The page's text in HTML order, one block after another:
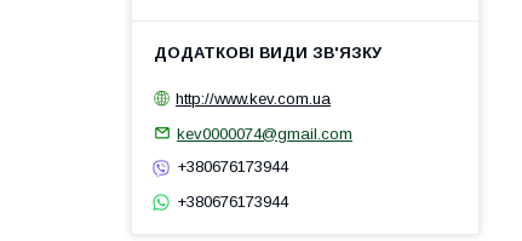
http://www.kev.com.ua
kev0000074@gmail.com
+380676173944
+380676173944